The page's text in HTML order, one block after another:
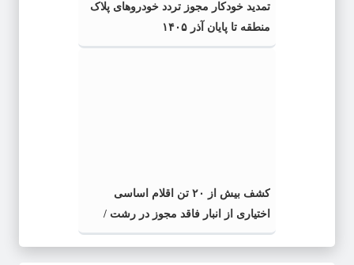
تمدید خودکار مجوز تردد خودروهای پلاک
منطقه تا پایان آذر ۱۴۰۵
کشف بیش از ۲۰ تن اقلام اساسی
اختیاری از انبار فاقد مجوز در رشت /
کشف بیش از ۲ تن اقلام تاریخ مصرف